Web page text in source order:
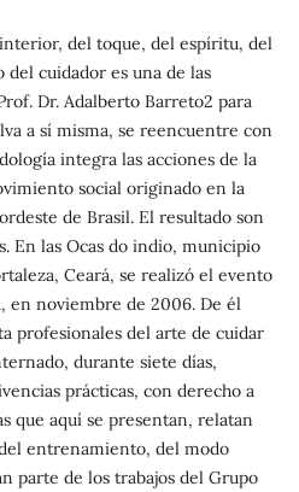
del toque, del espíritu, del
del cuidador es una de las
Dr. Adalberto Barreto2 para
a sí misma, se reencuentre con
integra las acciones de la
social originado en la
de Brasil. El resultado son
En las Ocas do indio, municipio
Ceará, se realizó el evento
en noviembre de 2006. De él
profesionales del arte de cuidar
durante siete días,
prácticas, con derecho a
que aquí se presentan, relatan
entrenamiento, del modo
parte de los trabajos del Grupo